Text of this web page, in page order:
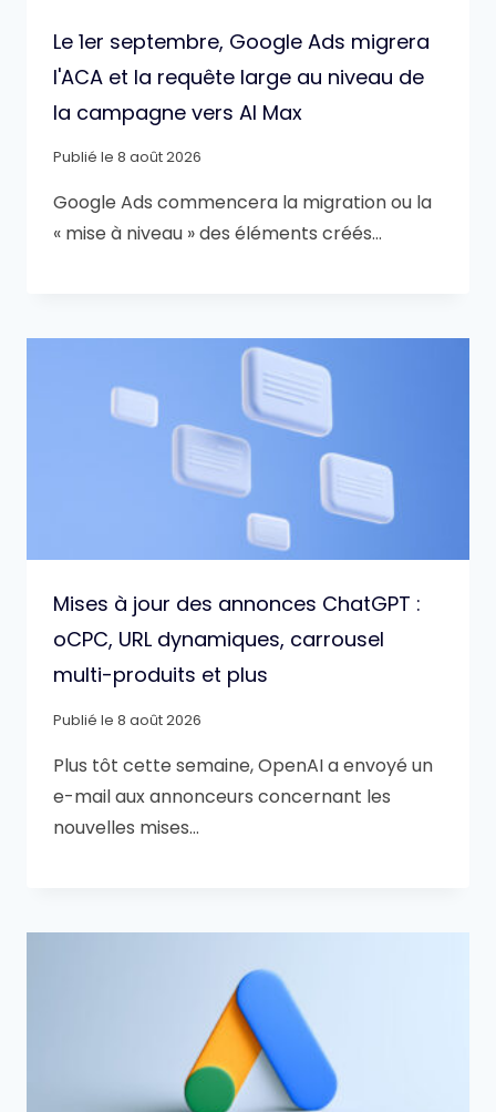
Le 1er septembre, Google Ads migrera
l'ACA et la requête large au niveau de
la campagne vers AI Max
Publié le 8 août 2026
Google Ads commencera la migration ou la
« mise à niveau » des éléments créés…
Mises à jour des annonces ChatGPT :
oCPC, URL dynamiques, carrousel
multi-produits et plus
Publié le 8 août 2026
Plus tôt cette semaine, OpenAI a envoyé un
e-mail aux annonceurs concernant les
nouvelles mises…